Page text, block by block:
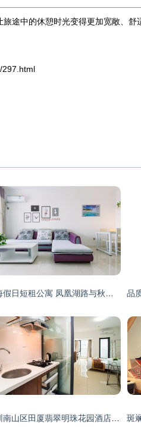
途中的休憩时光变得更加宽敞、舒
297.html